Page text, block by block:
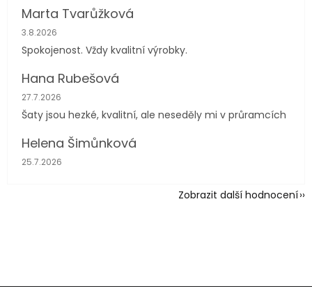
Marta Tvarůžková
Hodnocení obchodu je 5 z 5 hvězdiček.
3.8.2026
Spokojenost. Vždy kvalitní výrobky.
Hana Rubešová
Hodnocení obchodu je 4 z 5 hvězdiček.
27.7.2026
Šaty jsou hezké, kvalitní, ale neseděly mi v průramcích
Helena Šimůnková
Hodnocení obchodu je 5 z 5 hvězdiček.
25.7.2026
Zobrazit další hodnocení
p